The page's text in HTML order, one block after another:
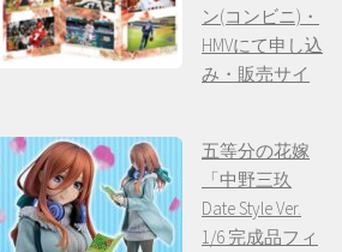
ン(コンビニ)・
HMVにて申し込
み・販売サイ
五等分の花嫁
「中野三玖
Date Style Ver.
1/6 完成品フィ